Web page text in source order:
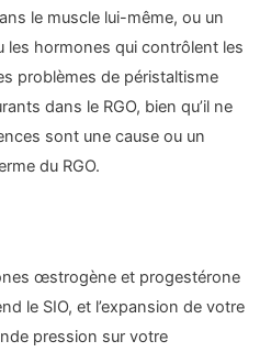
le muscle lui-même, ou un
les hormones qui contrôlent les
problèmes de péristaltisme
dans le RGO, bien qu’il ne
sont une cause ou un
du RGO.
œstrogène et progestérone
le SIO, et l’expansion de votre
pression sur votre